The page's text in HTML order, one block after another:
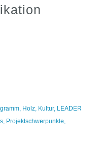
, Holz, Kultur, LEADER
, Projektschwerpunkte,